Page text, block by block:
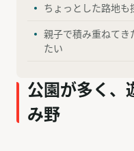
ちょっとした路地も
親子で積み重ねてき
たい
公園が多く、
み野